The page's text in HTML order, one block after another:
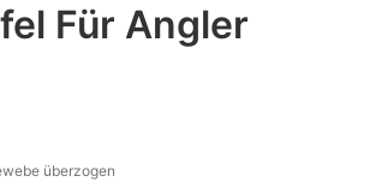
Für Angler
überzogen